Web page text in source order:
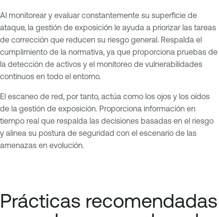
Al monitorear y evaluar constantemente su superficie de
ataque, la gestión de exposición le ayuda a priorizar las tareas
de corrección que reducen su riesgo general. Respalda el
cumplimiento de la normativa, ya que proporciona pruebas de
la detección de activos y el monitoreo de vulnerabilidades
continuos en todo el entorno.
El escaneo de red, por tanto, actúa como los ojos y los oídos
de la gestión de exposición. Proporciona información en
tiempo real que respalda las decisiones basadas en el riesgo
y alinea su postura de seguridad con el escenario de las
amenazas en evolución.
Prácticas recomendadas